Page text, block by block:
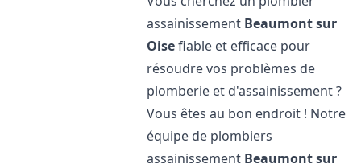
assainissement Beaumont sur
Oisefiable et efficace pour
résoudre vos problèmes de
plomberie et d'assainissement ?
Vous êtes au bon endroit ! Notre
équipe de plombiers
assainissement Beaumont sur